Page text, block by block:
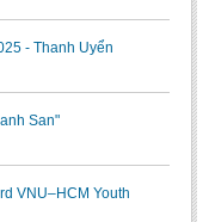
- Thanh Uyển
San"
VNU–HCM Youth